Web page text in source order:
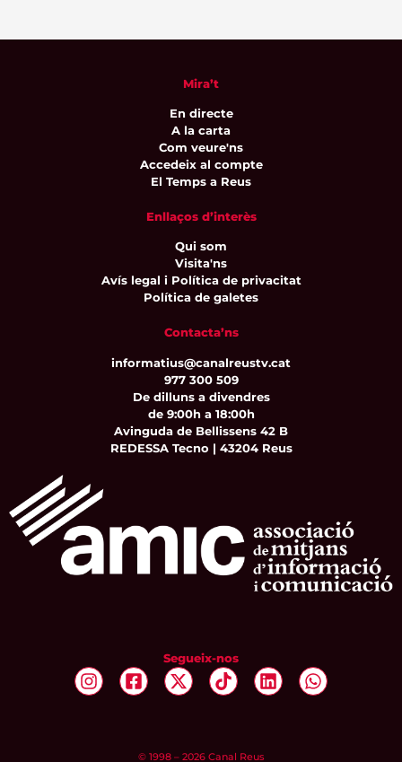
Mira’t
En directe
A la carta
Com veure'ns
Accedeix al compte
El Temps a Reus
Enllaços d’interès
Qui som
Visita'ns
Avís legal i Política de privacitat
Política de galetes
Contacta’ns
informatius@canalreustv.cat
977 300 509
De dilluns a divendres
de 9:00h a 18:00h
Avinguda de Bellissens 42 B
REDESSA Tecno | 43204 Reus
Segueix-nos
© 1998 – 2026 Canal Reus